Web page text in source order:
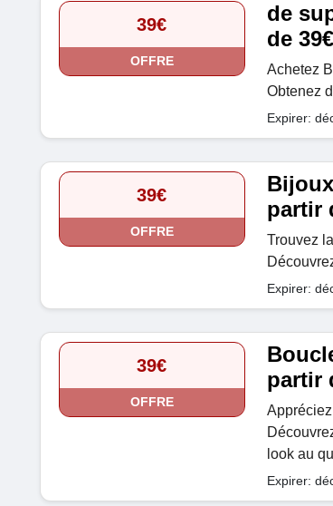
39€
OFFRE
de
de 39€
Achetez
Obtenez
Expirer:
39€
OFFRE
partir
Trouvez
Expirer:
39€
OFFRE
partir
look au
Expirer: